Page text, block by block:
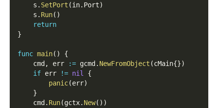
    s
. SetPort (in. Port)
    s
. Run( )
return
}
func main( )
{
    cmd
, err := gcmd . NewFromObject (cMain{})
if err != nil
{
panic(err)
}
    cmd
. Run(gctx. New( ) )